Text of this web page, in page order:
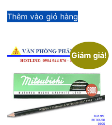
là:
tại
Thêm vào giỏ hàng
Giảm giá!